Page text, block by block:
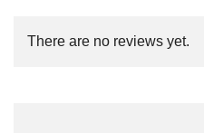
There are no reviews yet.